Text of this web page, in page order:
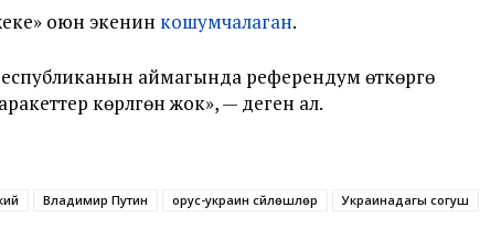
оюн экенин кошумчалаган.
аймагында референдум өткөрүүгө
көрүлгөн жок», — деген ал.
Владимир Путин орус-украин сүйлөшүүлөрү Украинадагы согуш